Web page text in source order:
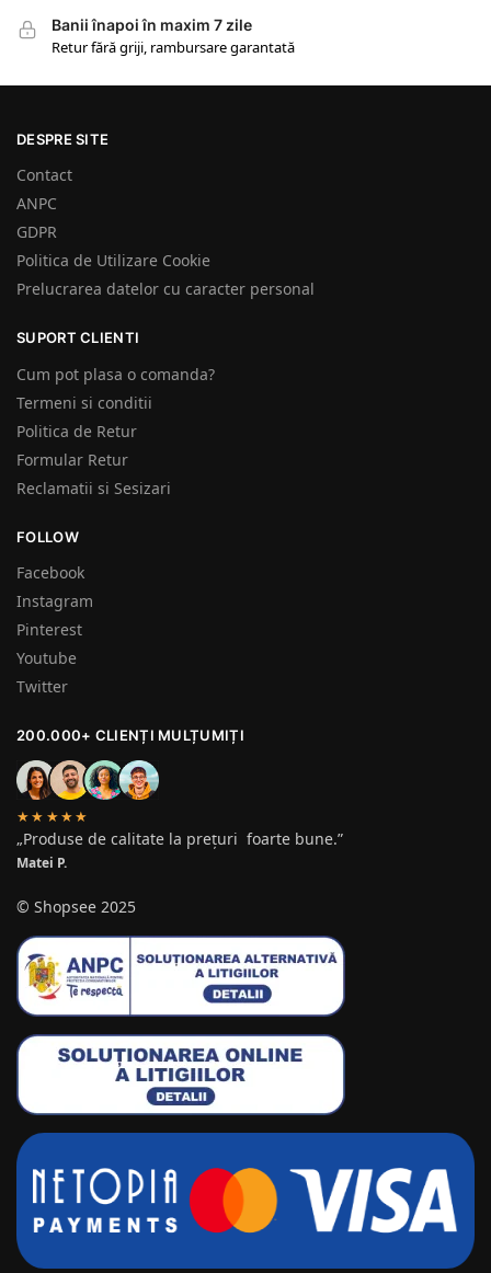
Banii înapoi în maxim 7 zile
Retur fără griji, rambursare garantată
DESPRE SITE
Contact
ANPC
GDPR
Politica de Utilizare Cookie
Prelucrarea datelor cu caracter personal
SUPORT CLIENTI
Cum pot plasa o comanda?
Termeni si conditii
Politica de Retur
Formular Retur
Reclamatii si Sesizari
FOLLOW
Facebook
Instagram
Pinterest
Youtube
Twitter
200.000+ CLIENȚI MULȚUMIȚI
★★★★★
„Produse de calitate la prețuri foarte bune.”
Matei P.
© Shopsee 2025